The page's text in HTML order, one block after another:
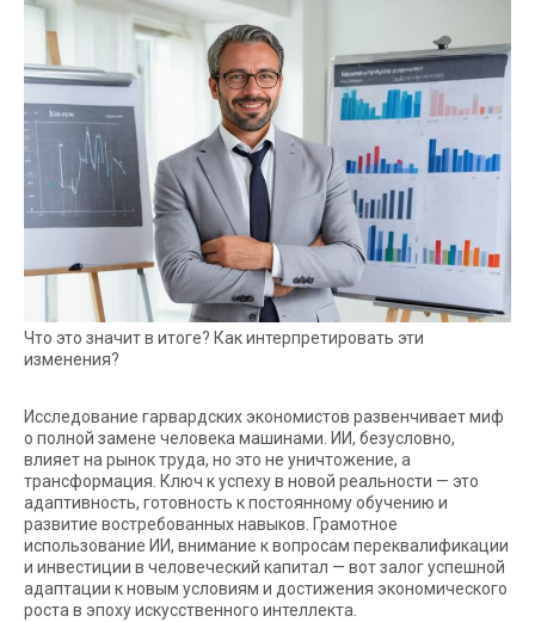
Что это значит в итоге? Как интерпретировать эти
изменения?
Исследование гарвардских экономистов развенчивает миф
о полной замене человека машинами. ИИ, безусловно,
влияет на рынок труда, но это не уничтожение, а
трансформация. Ключ к успеху в новой реальности — это
адаптивность, готовность к постоянному обучению и
развитие востребованных навыков. Грамотное
использование ИИ, внимание к вопросам переквалификации
и инвестиции в человеческий капитал — вот залог успешной
адаптации к новым условиям и достижения экономического
роста в эпоху искусственного интеллекта.